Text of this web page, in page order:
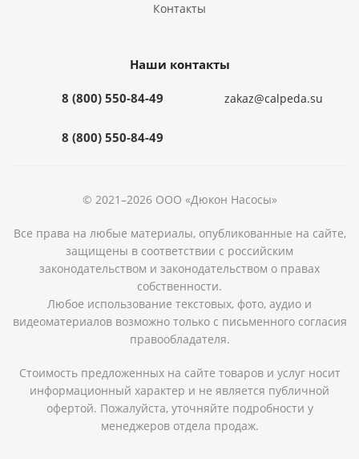
Контакты
Наши контакты
8 (800) 550-84-49
8 (800) 550-84-49
zakaz@calpeda.su
© 2021–2026 ООО «Дюкон Насосы»
Все права на любые материалы, опубликованные на сайте,
защищены в соответствии с российским
законодательством и законодательством о правах
собственности.
Любое использование текстовых, фото, аудио и
видеоматериалов возможно только с письменного согласия
правообладателя.
Стоимость предложенных на сайте товаров и услуг носит
информационный характер и не является публичной
офертой. Пожалуйста, уточняйте подробности у
менеджеров отдела продаж.